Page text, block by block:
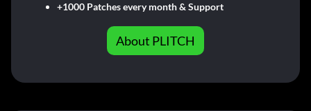
+1000 Patches every month & Support
About PLITCH